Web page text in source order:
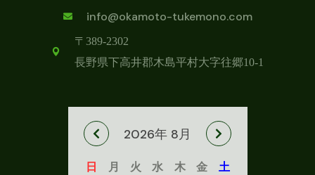
info@okamoto-tukemono.com
〒389-2302
長野県下高井郡木島平村大字往郷10-1
2026年 8月
日 月 火 水 木 金
土